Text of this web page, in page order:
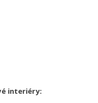
interiéry: